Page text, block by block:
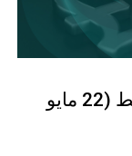
التحليل الفني للدولار ين: اتجاه هابط (22 مايو